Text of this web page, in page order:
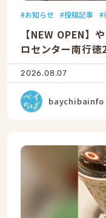
お知らせ 投稿記事
【NEW OPEN】
ロセンター南行徳
2026.08.07
baychibainfo